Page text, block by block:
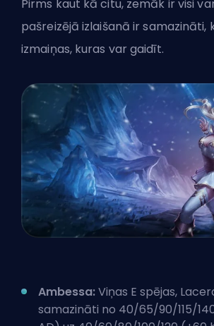
Pirms kaut kā citu, zemāk ir visi
pašreizējā izlaišanā ir samazināti,
izmaiņas, kuras var gaidīt.
Ambessa:Viņas E spējas,
samazināti no 40/65/90/115/